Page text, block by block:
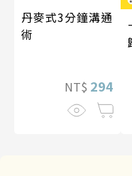
丹麥式3分鐘溝通
術
NT$ 294